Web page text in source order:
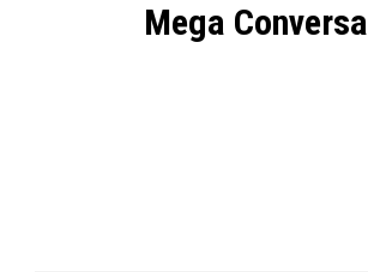
Mega Conversa